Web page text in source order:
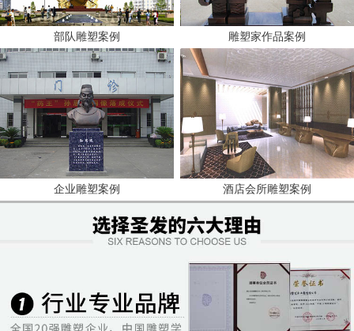
部队雕塑案例
企业雕塑案例
雕塑家作品案例
酒店会所雕塑案例